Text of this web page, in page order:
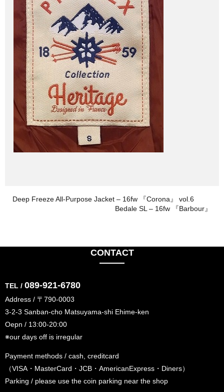
Deep Freeze All-Purpose Jacket – 16fw 『Corona』 vol.6
Bedale SL – 16fw 『Barbour』
CONTACT
TEL / 089-921-6780
Address / 〒790-0003
3-2-3 Sanban-cho Matsuyama-shi Ehime-ken
Oepn / 13:00-20:00
※our days off is irregular
Payment methods / cash, creditcard
（VISA・MasterCard・JCB・AmericanExpress・Diners）
Parking / please use the coin parking near the shop